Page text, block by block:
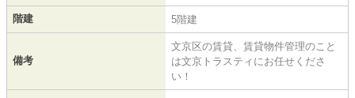
階建 5階建
備考
文京区の賃貸、賃貸物件管理のこと
は文京トラスティにお任せくださ
い！